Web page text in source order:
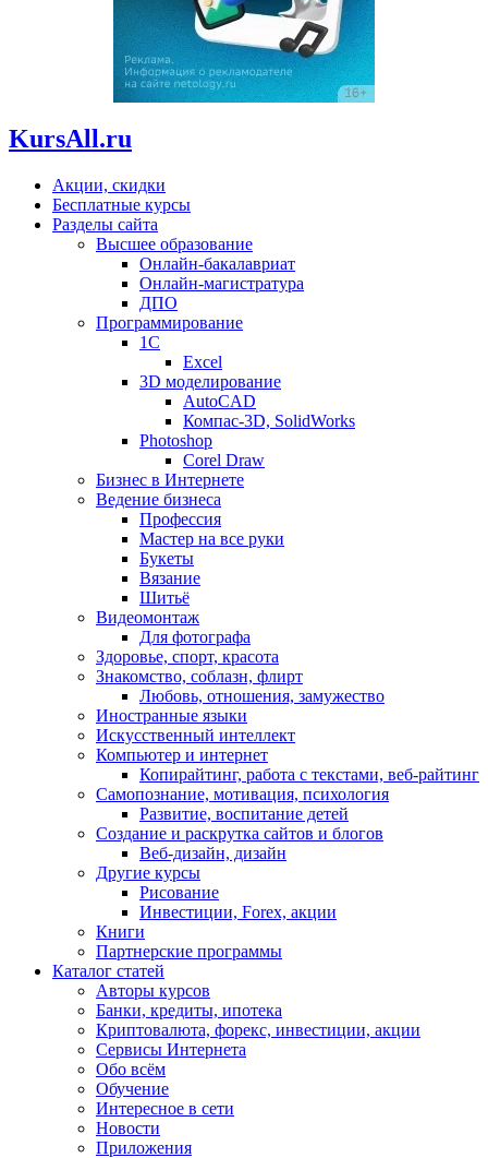
KursAll.ru
Акции, скидки
Бесплатные курсы
Разделы сайта
Высшее образование
Онлайн-бакалавриат
Онлайн-магистратура
ДПО
Программирование
1С
Excel
3D моделирование
AutoCAD
Компас-3D, SolidWorks
Photoshop
Corel Draw
Бизнес в Интернете
Ведение бизнеса
Профессия
Мастер на все руки
Букеты
Вязание
Шитьё
Видеомонтаж
Для фотографа
Здоровье, спорт, красота
Знакомство, соблазн, флирт
Любовь, отношения, замужество
Иностранные языки
Искусственный интеллект
Компьютер и интернет
Копирайтинг, работа с текстами, веб-райтинг
Самопознание, мотивация, психология
Развитие, воспитание детей
Создание и раскрутка сайтов и блогов
Веб-дизайн, дизайн
Другие курсы
Рисование
Инвестиции, Forex, акции
Книги
Партнерские программы
Каталог статей
Авторы курсов
Банки, кредиты, ипотека
Криптовалюта, форекс, инвестиции, акции
Сервисы Интернета
Обо всём
Обучение
Интересное в сети
Новости
Приложения